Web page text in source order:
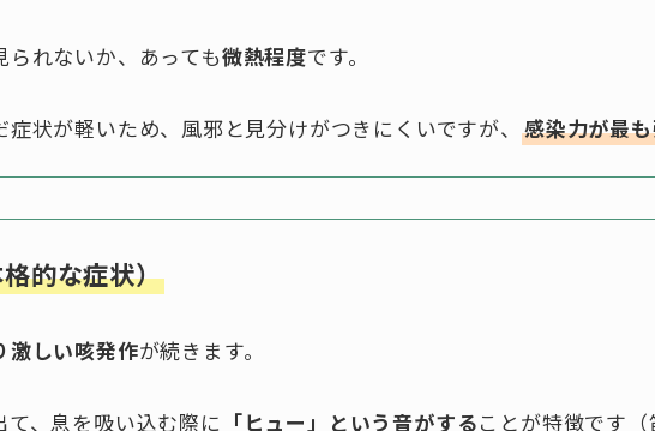
れないか、あっても微熱程度です。
状が軽いため、風邪と見分けがつきにくいですが、 感染力が最
的な症状）
激しい咳発作が続きます。
、息を吸い込む際に 「ヒュー」という音がすることが特徴です